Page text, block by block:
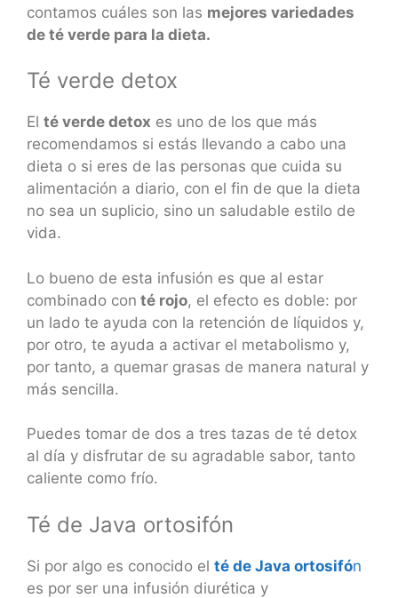
contamos cuáles son las mejores variedades
de té verde para la dieta.
Té verde detox
El té verde detox es uno de los que más
recomendamos si estás llevando a cabo una
dieta o si eres de las personas que cuida su
alimentación a diario, con el fin de que la dieta
no sea un suplicio, sino un saludable estilo de
vida.
Lo bueno de esta infusión es que al estar
combinado con té rojo, el efecto es doble: por
un lado te ayuda con la retención de líquidos y,
por otro, te ayuda a activar el metabolismo y,
por tanto, a quemar grasas de manera natural y
más sencilla.
Puedes tomar de dos a tres tazas de té detox
al día y disfrutar de su agradable sabor, tanto
caliente como frío.
Té de Java ortosifón
Si por algo es conocido el té de Java ortosifón
es por ser una infusión diurética y